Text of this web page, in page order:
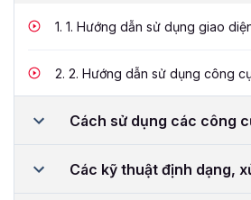
1. 1. Hướng dẫn sử dụng giao
2. 2. Hướng dẫn sử dụng công
Cách sử dụng các công
Các kỹ thuật định dạng,